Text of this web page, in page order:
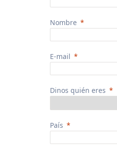
Nombre
E-mail
Dinos quién eres
País